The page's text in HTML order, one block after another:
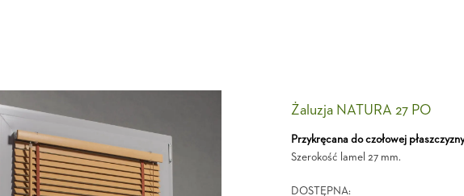
Żaluzja NATURA 27 PO
Przykręcana do czołowej
Szerokość lamel 27 mm.
DOSTĘPNA: